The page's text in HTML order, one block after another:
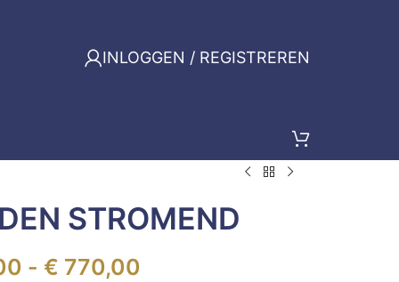
INLOGGEN / REGISTREREN
STROMEND
- € 770,00